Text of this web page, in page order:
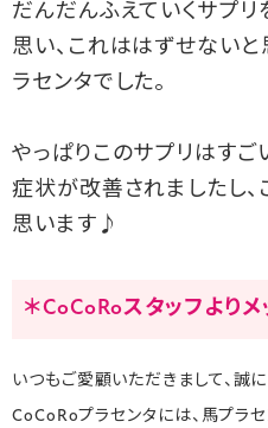
だんだんふえていくサプ
思い、これははずせないと
ラセンタでした。
やっぱりこのサプリはすご
症状が改善されましたし
思います♪
＊CoCoRoスタッフよりメ
いつもご愛顧いただきまして、誠
CoCoRoプラセンタには、馬プラ